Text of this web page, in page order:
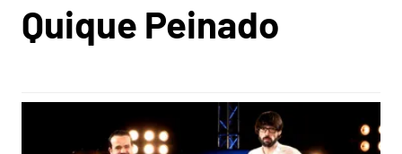
Quique Peinado